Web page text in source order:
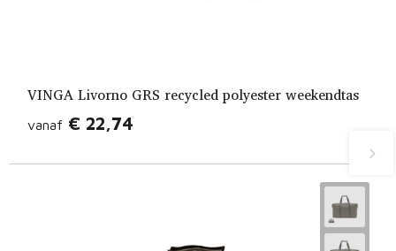
VINGA Livorno GRS recycled polyester weekendtas
vanaf € 22,74